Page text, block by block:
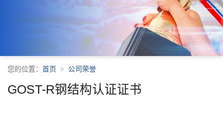
您的位置： 首页 公司荣誉
GOST-R钢结构认证证书